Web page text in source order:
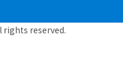
rights reserved.